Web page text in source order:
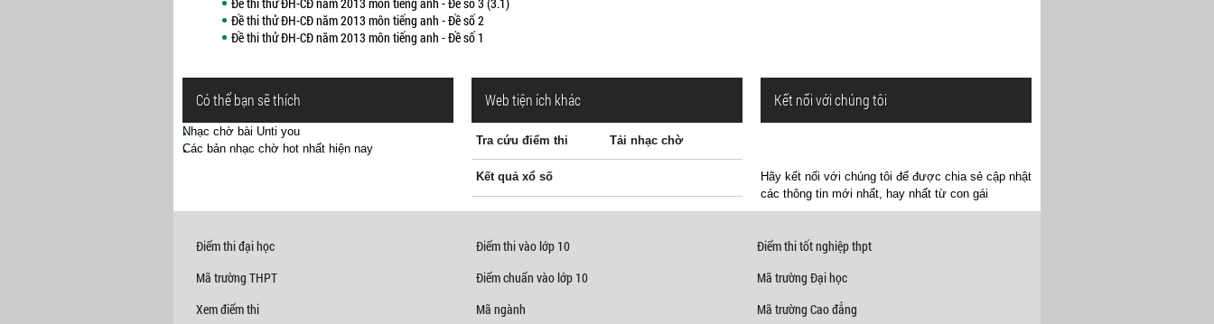
Đề thi thử ĐH-CĐ năm 2013 môn tiếng anh - Đề số 3 (3.1)
Đề thi thử ĐH-CĐ năm 2013 môn tiếng anh - Đề số 2
Đề thi thử ĐH-CĐ năm 2013 môn tiếng anh - Đề số 1
Có thể bạn sẽ thích
Nhạc chờ bài Unti you
Các bản nhạc chờ hot nhất hiện nay
Web tiện ích khác
Tra cứu điểm thi Tải nhạc chờ
Kết quả xổ số
Kết nối với chúng tôi
Hãy kết nối với chúng tôi để được chia sẻ cập nhật
các thông tin mới nhất, hay nhất từ con gái
Điểm thi đại học Điểm thi vào lớp 10
Điểm thi tốt nghiệp thpt
Mã trường THPT
Điểm chuẩn vào lớp 10
Mã trường Đại học
Xem điểm thi
Mã ngành
Mã trường Cao đẳng